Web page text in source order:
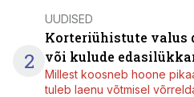
2
UUDISED
Korteriühistute valus
või kulude
Millest koosneb hoone
tuleb laenu võtmisel